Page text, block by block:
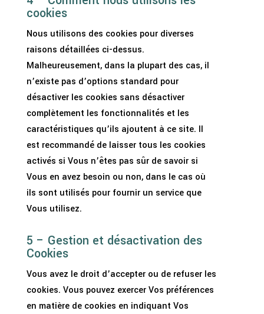
cookies
Nous utilisons des cookies pour diverses
raisons détaillées ci-dessus.
Malheureusement, dans la plupart des cas, il
n’existe pas d’options standard pour
désactiver les cookies sans désactiver
complètement les fonctionnalités et les
caractéristiques qu’ils ajoutent à ce site. Il
est recommandé de laisser tous les cookies
activés si Vous n’êtes pas sûr de savoir si
Vous en avez besoin ou non, dans le cas où
ils sont utilisés pour fournir un service que
Vous utilisez.
5 – Gestion et désactivation des
Cookies
Vous avez le droit d’accepter ou de refuser les
cookies. Vous pouvez exercer Vos préférences
en matière de cookies en indiquant Vos